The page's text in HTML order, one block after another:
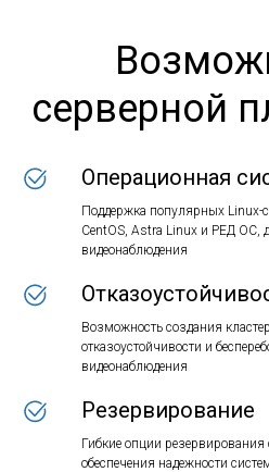
серверной
Операционная
Поддержка популярных Linux-
CentOS, Astra Linux и РЕД ОС,
видеонаблюдения
Возможность создания
отказоустойчивости и
видеонаблюдения
Резервирование
Гибкие опции
обеспечения надежности